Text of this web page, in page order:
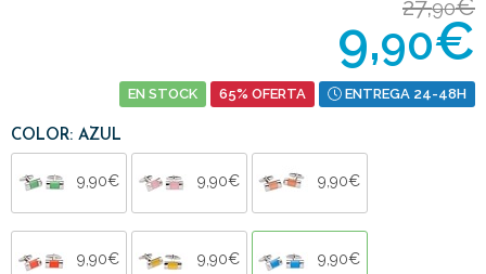
27,90€
9,90€
EN STOCK 65% OFERTA ENTREGA 24-48H
COLOR: AZUL
9,90€ 9,90€ 9,90€
9,90€ 9,90€ 9,90€